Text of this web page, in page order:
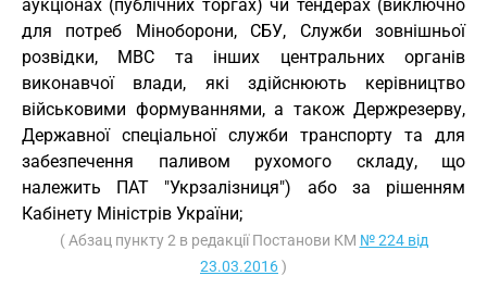
аукціонах (публічних торгах) чи тендерах (виключно
для потреб Міноборони, СБУ, Служби зовнішньої
розвідки, МВС та інших центральних органів
виконавчої влади, які здійснюють керівництво
військовими формуваннями, а також Держрезерву,
Державної спеціальної служби транспорту та для
забезпечення паливом рухомого складу, що
належить ПАТ "Укрзалізниця") або за рішенням
Кабінету Міністрів України;
( Абзац пункту 2 в редакції Постанови КМ № 224 від
23.03.2016)